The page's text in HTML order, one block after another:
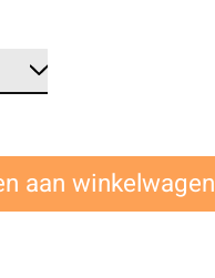
aan winkelwagen